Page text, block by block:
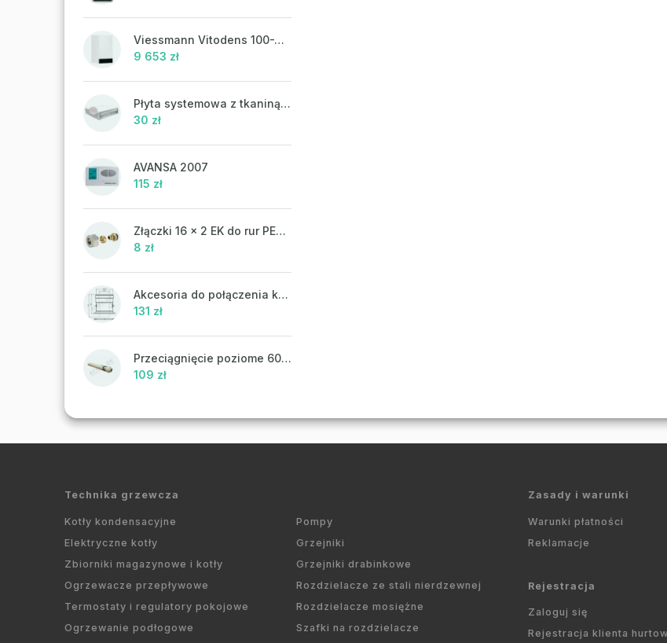
Viessmann Vitodens 100-W, 19 kW
9 653 zł
Płyta systemowa z tkaniną UHP 302FP
30 zł
AVANSA 2007
115 zł
Złączki 16 x 2 EK do rur PEX-AL-PEX
8 zł
Akcesoria do połączenia koncentrycznego PR43 - ATTACK
131 zł
Przeciągnięcie poziome 60/100 mm
109 zł
Technika grzewcza
Kotły kondensacyjne
Elektryczne kotły
Zbiorniki magazynowe i kotły
Ogrzewacze przepływowe
Termostaty i regulatory pokojowe
Ogrzewanie podłogowe
Pompy
Grzejniki
Grzejniki drabinkowe
Rozdzielacze ze stali nierdzewnej
Rozdzielacze mosiężne
Szafki na rozdzielacze
Zasady i warunki
Warunki płatności
Reklamacje
Rejestracja
Zaloguj się
Rejestracja klienta